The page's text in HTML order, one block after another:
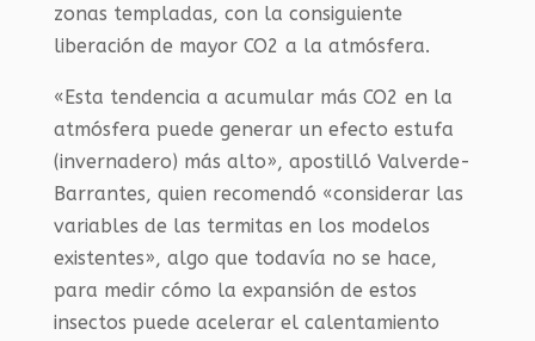
zonas templadas, con la consiguiente
liberación de mayor CO2 a la atmósfera.
«Esta tendencia a acumular más CO2 en la
atmósfera puede generar un efecto estufa
(invernadero) más alto», apostilló Valverde-
Barrantes, quien recomendó «considerar las
variables de las termitas en los modelos
existentes», algo que todavía no se hace,
para medir cómo la expansión de estos
insectos puede acelerar el calentamiento